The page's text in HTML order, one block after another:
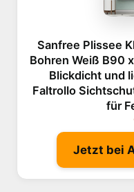
Sanfree Plissee
Bohren Weiß B90
Blickdicht und
Faltrollo
für
Jetzt bei